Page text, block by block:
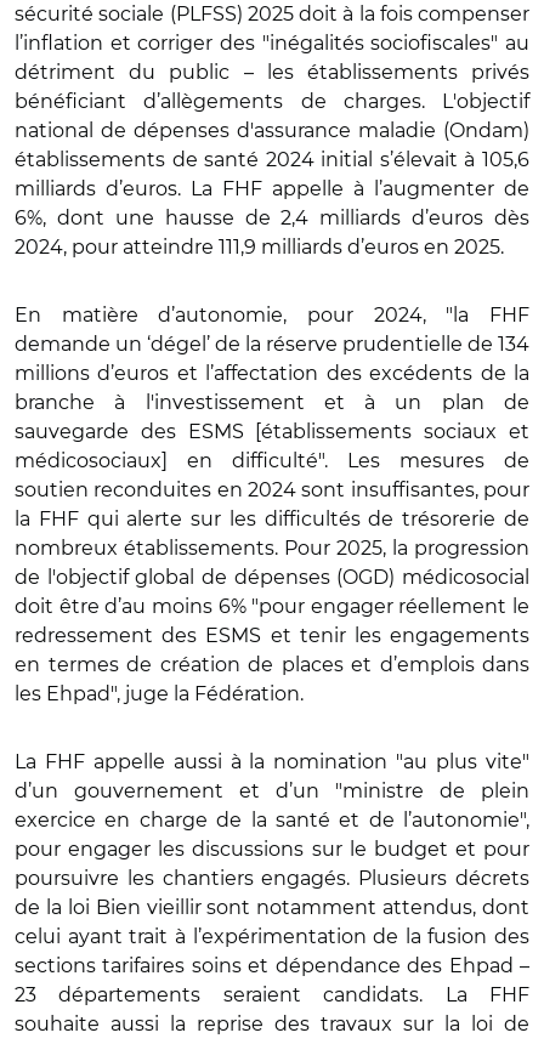
sécurité sociale (PLFSS) 2025 doit à la fois compenser
l’inflation et corriger des "inégalités sociofiscales" au
détriment du public – les établissements privés
bénéficiant d’allègements de charges. L'objectif
national de dépenses d'assurance maladie (Ondam)
établissements de santé 2024 initial s’élevait à 105,6
milliards d’euros. La FHF appelle à l’augmenter de
6%, dont une hausse de 2,4 milliards d’euros dès
2024, pour atteindre 111,9 milliards d’euros en 2025.
En matière d’autonomie, pour 2024, "la FHF
demande un ‘dégel’ de la réserve prudentielle de 134
millions d’euros et l’affectation des excédents de la
branche à l'investissement et à un plan de
sauvegarde des ESMS [établissements sociaux et
médicosociaux] en difficulté". Les mesures de
soutien reconduites en 2024 sont insuffisantes, pour
la FHF qui alerte sur les difficultés de trésorerie de
nombreux établissements. Pour 2025, la progression
de l'objectif global de dépenses (OGD) médicosocial
doit être d’au moins 6% "pour engager réellement le
redressement des ESMS et tenir les engagements
en termes de création de places et d’emplois dans
les Ehpad", juge la Fédération.
La FHF appelle aussi à la nomination "au plus vite"
d’un gouvernement et d’un "ministre de plein
exercice en charge de la santé et de l’autonomie",
pour engager les discussions sur le budget et pour
poursuivre les chantiers engagés. Plusieurs décrets
de la loi Bien vieillir sont notamment attendus, dont
celui ayant trait à l’expérimentation de la fusion des
sections tarifaires soins et dépendance des Ehpad –
23 départements seraient candidats. La FHF
souhaite aussi la reprise des travaux sur la loi de